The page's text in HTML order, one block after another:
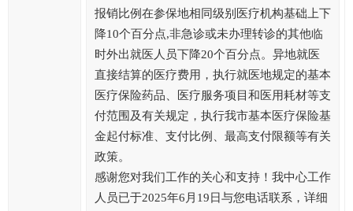
报销比例在参保地相同级别医疗机构基础上下
降10个百分点,非急诊或未办理转诊的其他临
时外出就医人员下降20个百分点。异地就医
直接结算的医疗费用，执行就医地规定的基本
医疗保险药品、医疗服务项目和医用耗材等支
付范围及有关规定，执行我市基本医疗保险基
金起付标准、支付比例、最高支付限额等有关
政策。
感谢您对我们工作的关心和支持！我中心工作
人员已于2025年6月19日与您电话联系，详细